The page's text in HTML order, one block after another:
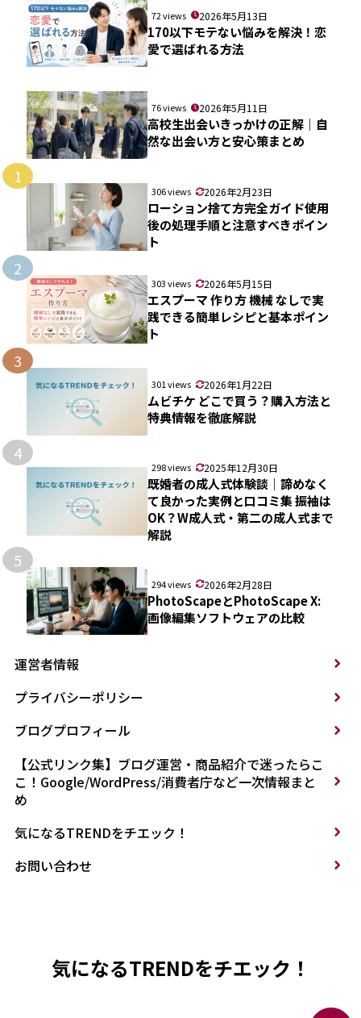
72 views 2026年5月13日
170以下モテない悩みを解決！恋
愛で選ばれる方法
76 views 2026年5月11日
高校生出会いきっかけの正解｜自
然な出会い方と安心策まとめ
1
306 views 2026年2月23日
ローション捨て方完全ガイド使用
後の処理手順と注意すべきポイン
ト
2
303 views 2026年5月15日
エスプーマ 作り方 機械 なしで実
践できる簡単レシピと基本ポイン
ト
3
301 views 2026年1月22日
ムビチケ どこで買う？購入方法と
特典情報を徹底解説
4
298 views 2025年12月30日
既婚者の成人式体験談｜諦めなく
て良かった実例と口コミ集 振袖は
OK？W成人式・第二の成人式まで
解説
5
294 views 2026年2月28日
PhotoScapeとPhotoScape X:
画像編集ソフトウェアの比較
運営者情報
プライバシーポリシー
ブログプロフィール
【公式リンク集】ブログ運営・商品紹介で迷ったらこ
こ！Google/WordPress/消費者庁など一次情報まと
め
気になるTRENDをチエック！
お問い合わせ
気になるTRENDをチエック！